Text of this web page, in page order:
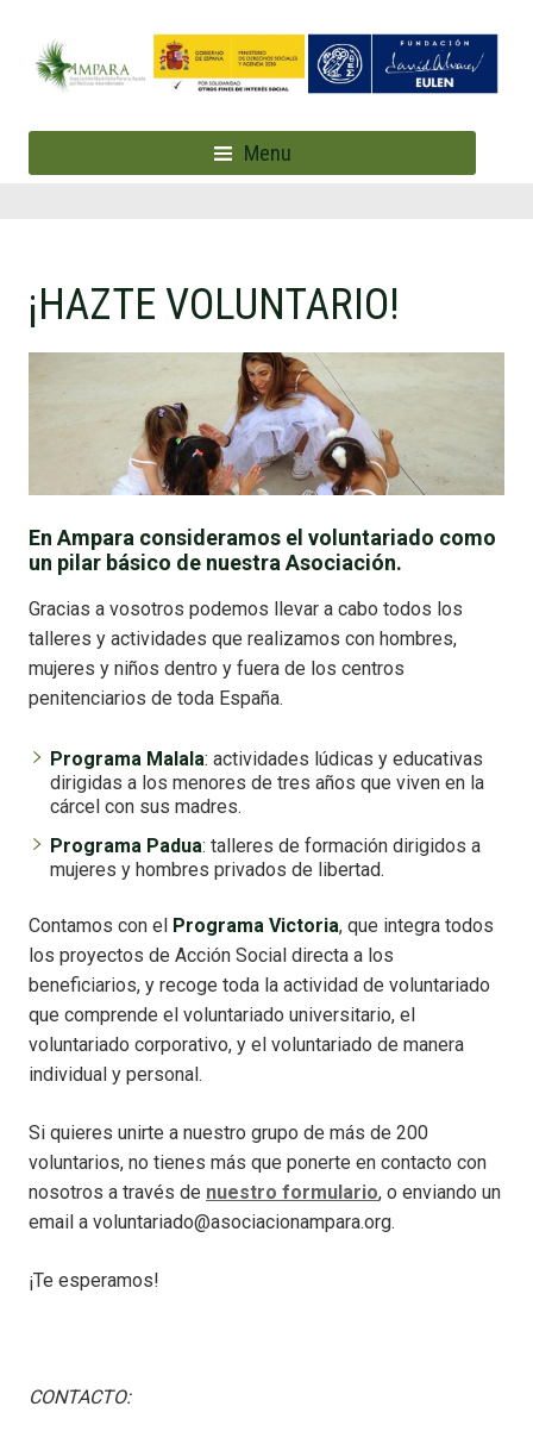
Menu
¡HAZTE VOLUNTARIO!
En Ampara consideramos el voluntariado como
un pilar básico de nuestra Asociación.
Gracias a vosotros podemos llevar a cabo todos los
talleres y actividades que realizamos con hombres,
mujeres y niños dentro y fuera de los centros
penitenciarios de toda España.
Programa Malala: actividades lúdicas y educativas
dirigidas a los menores de tres años que viven en la
cárcel con sus madres.
Programa Padua: talleres de formación dirigidos a
mujeres y hombres privados de libertad.
Contamos con el Programa Victoria, que integra todos
los proyectos de Acción Social directa a los
beneficiarios, y recoge toda la actividad de voluntariado
que comprende el voluntariado universitario, el
voluntariado corporativo, y el voluntariado de manera
individual y personal.
Si quieres unirte a nuestro grupo de más de 200
voluntarios, no tienes más que ponerte en contacto con
nosotros a través de nuestro formulario, o enviando un
email a voluntariado@asociacionampara.org.
¡Te esperamos!
CONTACTO: